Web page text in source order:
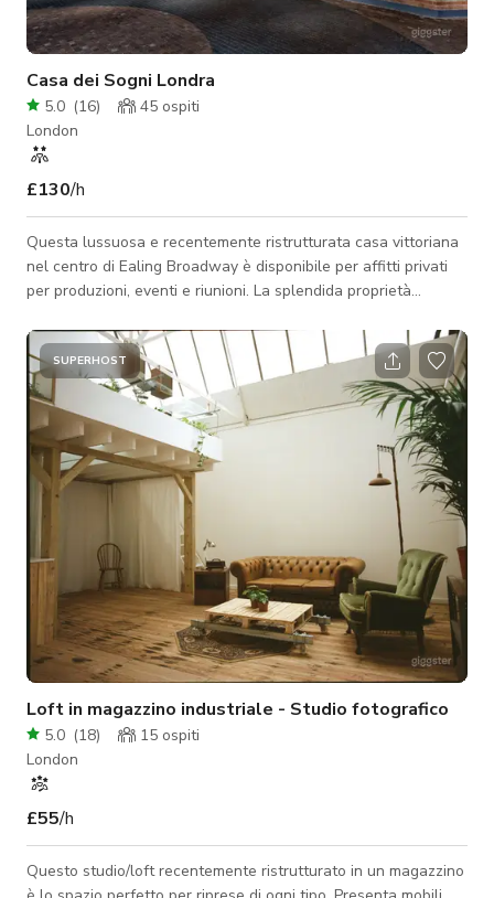
Casa dei Sogni Londra
5.0 (16) 45 ospiti
London
£130/h
Questa lussuosa e recentemente ristrutturata casa vittoriana
nel centro di Ealing Broadway è disponibile per affitti privati
per produzioni, eventi e riunioni. La splendida proprietà
design d'interni moderno, offrendo una vasta gamma di servizi
di lusso. La grande cucina all'avanguardia, la scala a
chiocciola, la sala cinema e la vasca idromassaggio sono solo
alcune delle fantastiche caratteristiche di questa casa. Con
grandi fin
SUPERHOST
Loft in magazzino industriale - Studio fotografico
5.0 (18) 15 ospiti
London
£55/h
Questo studio/loft recentemente ristrutturato in un magazzino